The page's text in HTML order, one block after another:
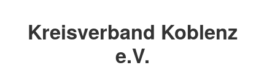
Kreisverband Koblenz
e.V.